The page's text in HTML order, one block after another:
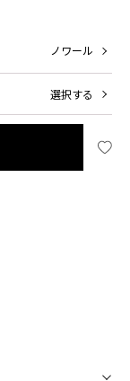
ノワール
選択する